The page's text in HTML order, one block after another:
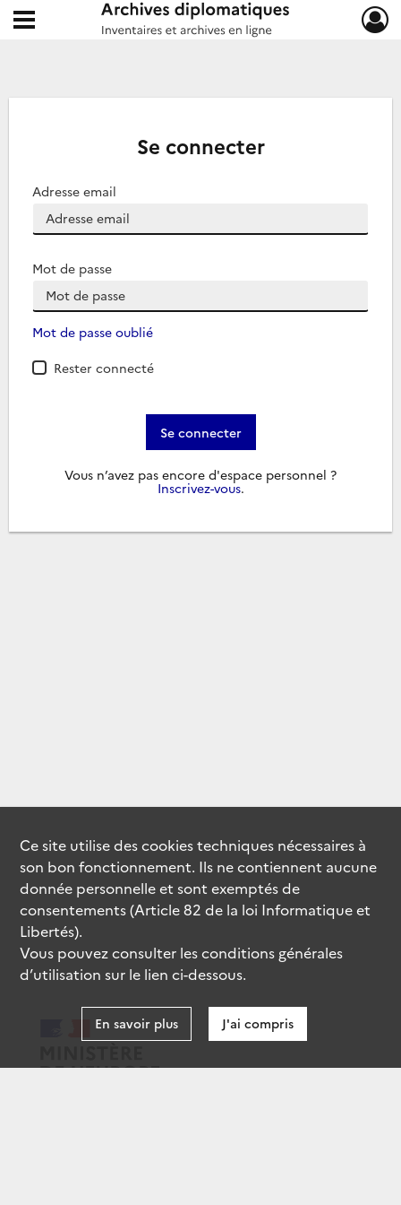
Archives diplomatiques
Ouvrir le menu déroulant
Se connecter
Adresse email
Mot de passe
Mot de passe oublié
Rester connecté
Se connecter
Vous n’avez pas encore d'espace personnel ?
Inscrivez-vous.
Ce site utilise descookiestechniques nécessaires à
son bon fonctionnement. Ils ne contiennent aucune
donnée personnelle et sont exemptés de
consentements (Article 82 de la loi Informatique et
Libertés).
Vous pouvez consulter les conditions générales
d’utilisation sur le lien ci-dessous.
En savoir plus J'ai compris